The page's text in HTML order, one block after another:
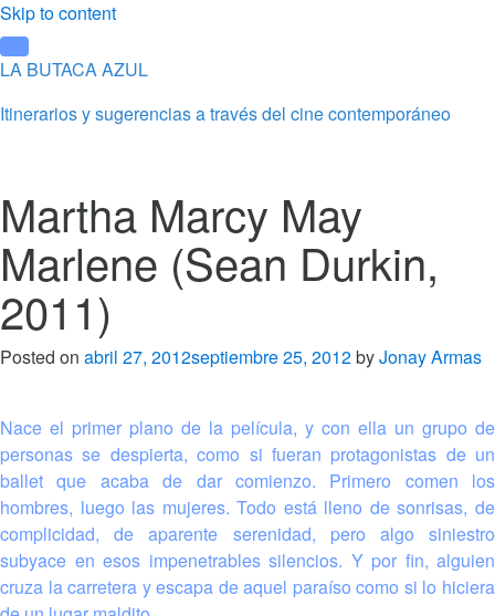
Skip to content
LA BUTACA AZUL
Itinerarios y sugerencias a través del cine contemporáneo
Martha Marcy May
Marlene (Sean Durkin,
2011)
Posted on abril 27, 2012septiembre 25, 2012byJonay Armas
Nace el primer plano de la película, y con ella un grupo de
personas se despierta, como si fueran protagonistas de un
ballet que acaba de dar comienzo. Primero comen los
hombres, luego las mujeres. Todo está lleno de sonrisas, de
complicidad, de aparente serenidad, pero algo siniestro
subyace en esos impenetrables silencios. Y por fin, alguien
cruza la carretera y escapa de aquel paraíso como si lo hiciera